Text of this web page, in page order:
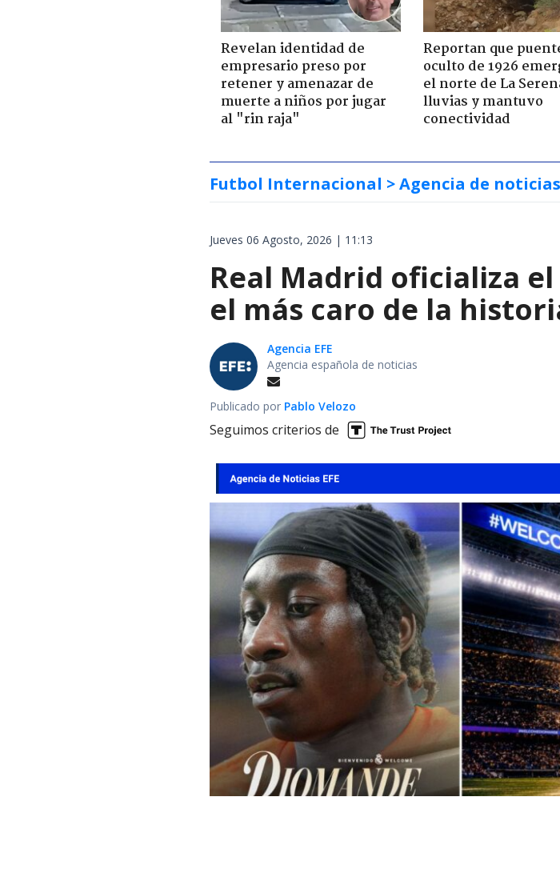
Revelan identidad de
empresario preso por
retener y amenazar de
muerte a niños por jugar
al "rin raja"
Reportan que
oculto de 1926
el norte de La
lluvias y mantuvo
conectividad
Futbol Internacional > Agencia de noticias
Jueves 06 Agosto, 2026 | 11:13
Real Madrid oficializa
el más caro de la
Agencia EFE
Agencia española de noticias
Publicado por Pablo Velozo
Seguimos criterios de